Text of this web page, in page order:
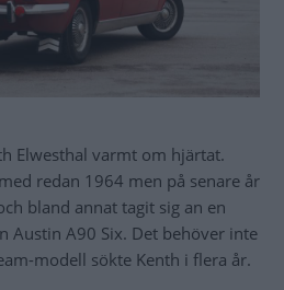
Elwesthal varmt om hjärtat.
redan 1964 men på senare år
bland annat tagit sig an en
Austin A90 Six. Det behöver inte
­modell sökte Kenth i flera år.